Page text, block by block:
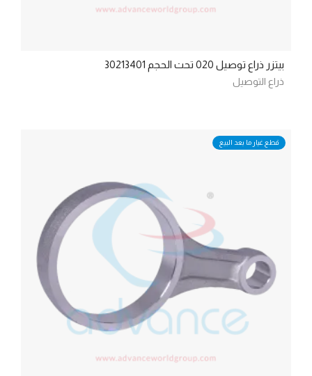
بيتزر ذراع توصيل 020 تحت الحجم 30213401
ذراع التوصيل
قطع غيار ما بعد البيع